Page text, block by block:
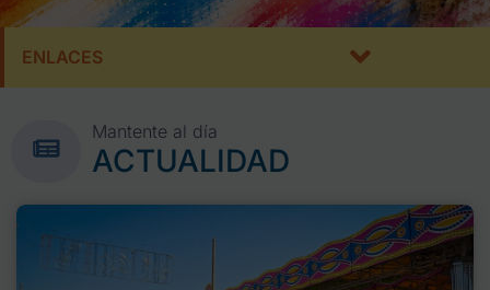
ENLACES
Mantente al día
ACTUALIDAD